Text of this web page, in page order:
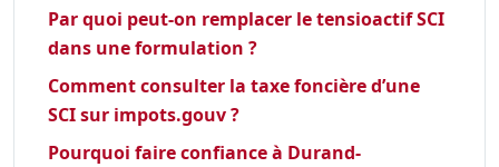
Par quoi peut-on remplacer le tensioactif SCI
dans une formulation ?
Comment consulter la taxe foncière d’une
SCI sur impots.gouv ?
Pourquoi faire confiance à Durand-